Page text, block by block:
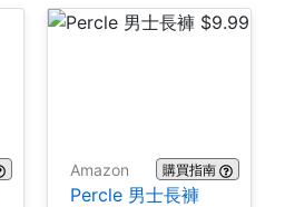
Amazon 購買指南
Percle 男士長褲